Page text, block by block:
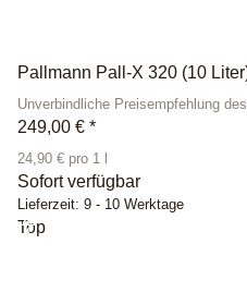
Pallmann Pall-X 320 (10
Unverbindliche Preisempfehlung
249,00 € *
24,90 € pro 1 l
Sofort verfügbar
Lieferzeit: 9 - 10 Werktage
Top